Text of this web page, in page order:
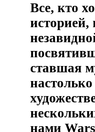
Все, кто
ставшая
нами